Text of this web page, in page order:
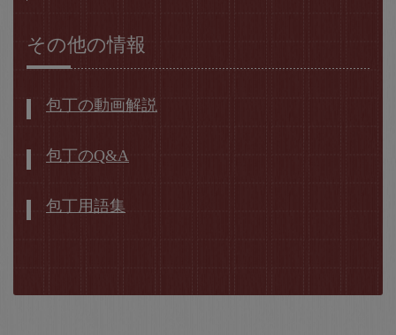
その他の情報
包丁の動画解説
包丁のQ&A
包丁用語集